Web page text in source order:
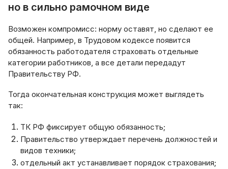
но в сильно рамочном виде
Возможен компромисс: норму оставят, но сделают ее
общей. Например, в Трудовом кодексе появится
обязанность работодателя страховать отдельные
категории работников, а все детали передадут
Правительству РФ.
Тогда окончательная конструкция может выглядеть
так:
ТК РФ фиксирует общую обязанность;
Правительство утверждает перечень должностей и
видов техники;
отдельный акт устанавливает порядок страхования;